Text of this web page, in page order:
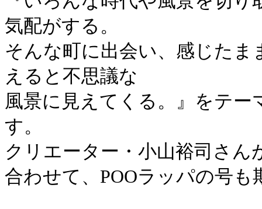
気配がする。
そんな町に出会い、感じたま
えると不思議な
風景に見えてくる。』をテ
す。
クリエーター・小山裕司さ
合わせて、POOラッパの号